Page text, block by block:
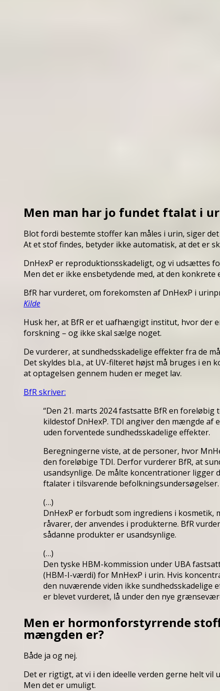
Men man har jo fundet ftalat i
Blot fordi bestemte stoffer kan måles i urin, siger
At et stof findes, betyder ikke automatisk, at det er
DnHexP er reproduktionsskadeligt, og vi udsættes
Men det er ikke ensbetydende med, at den
BfR har vurderet, om forekomsten af DnHexP i
Kilde
Husk her, at BfR er et uafhængigt institut, hvor der
forskning – og ikke skal sælge noget.
De vurderer, at sundhedsskadelige effekter fra de
Det skyldes bl.a., at UV-filteret højst må bruges i en
at optagelsen gennem huden er meget lav.
BfR skriver:
“Den 21. marts 2024 fastsatte BfR en
kildestof DnHexP. TDI angiver den mængde af
uden forventede sundhedsskadelige effekter.
Beregningerne viste, at de personer, hvor
den foreløbige TDI. Derfor vurderer BfR, at
usandsynlige. De målte koncentrationer ligger
ftalater i tilsvarende befolkningsundersøgelser.
(…)
DnHexP er forbudt som ingrediens i
råvarer, der anvendes i produkterne. BfR
sådanne produkter er usandsynlige.
(…)
Den tyske HBM-kommission under UBA
(HBM-I-værdi) for MnHexP i urin. Hvis
den nuværende viden ikke sundhedsskadelige
er blevet vurderet, lå under den nye
Men er hormonforstyrrende
mængden er?
Både ja og nej.
Det er rigtigt, at vi i den ideelle verden gerne helt
Men det er umuligt.